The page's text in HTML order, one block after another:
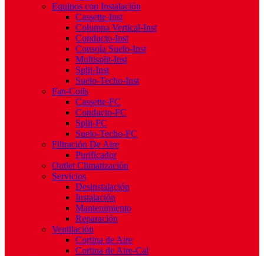
Equipos con Instalación
Cassette-Inst
Columna Vertical-Inst
Conducto-Inst
Consola Suelo-Inst
Multisplit-Inst
Split-Inst
Suelo-Techo-Inst
Fan-Coils
Cassette-FC
Conducto-FC
Split-FC
Suelo-Techo-FC
Filtración De Aire
Purificador
Outlet Climatización
Servicios
Desinstalación
Instalación
Mantenimiento
Reparación
Ventilación
Cortina de Aire
Cortina de Aire-Cal